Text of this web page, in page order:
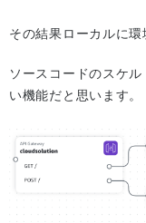
その結果ローカルに環
ソースコードのスケ
い機能だと思います。